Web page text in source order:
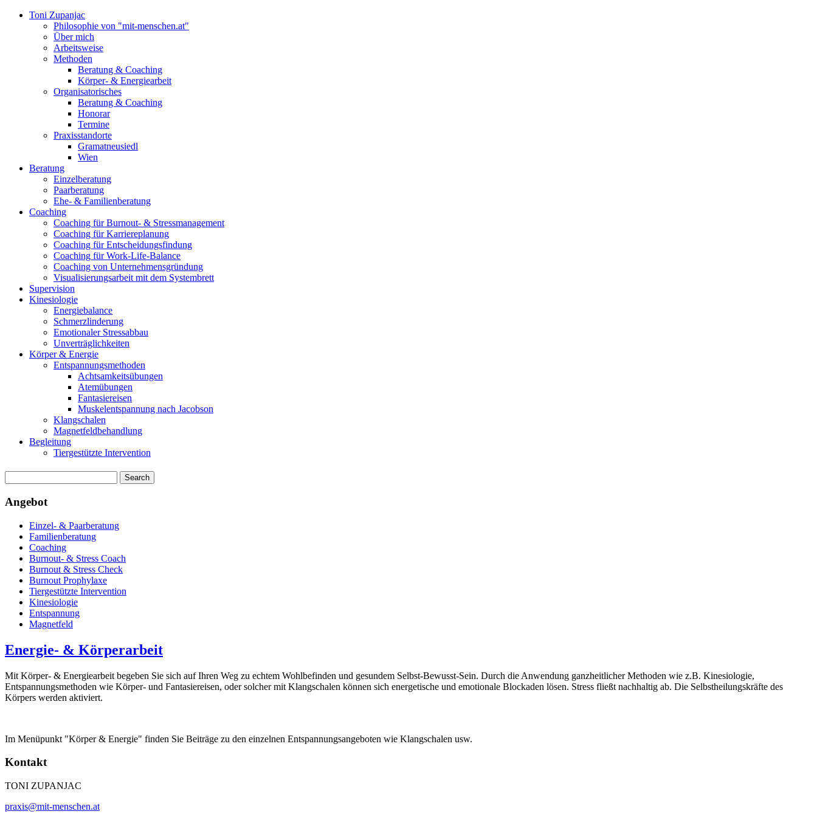
Toni Zupanjac
Philosophie von "mit-menschen.at"
Über mich
Arbeitsweise
Methoden
Beratung & Coaching
Körper- & Energiearbeit
Organisatorisches
Beratung & Coaching
Honorar
Termine
Praxisstandorte
Gramatneusiedl
Wien
Beratung
Einzelberatung
Paarberatung
Ehe- & Familienberatung
Coaching
Coaching für Burnout- & Stressmanagement
Coaching für Karriereplanung
Coaching für Entscheidungsfindung
Coaching für Work-Life-Balance
Coaching von Unternehmensgründung
Visualisierungsarbeit mit dem Systembrett
Supervision
Kinesiologie
Energiebalance
Schmerzlinderung
Emotionaler Stressabbau
Unverträglichkeiten
Körper & Energie
Entspannungsmethoden
Achtsamkeitsübungen
Atemübungen
Fantasiereisen
Muskelentspannung nach Jacobson
Klangschalen
Magnetfeldbehandlung
Begleitung
Tiergestützte Intervention
Angebot
Einzel- & Paarberatung
Familienberatung
Coaching
Burnout- & Stress Coach
Burnout & Stress Check
Burnout Prophylaxe
Tiergestützte Intervention
Kinesiologie
Entspannung
Magnetfeld
Energie- & Körperarbeit
Mit Körper- & Energiearbeit begeben Sie sich auf Ihren Weg zu echtem Wohlbefinden und gesundem Selbst-Bewusst-Sein. Durch die Anwendung ganzheitlicher Methoden wie z.B. Kinesiologie,
Entspannungsmethoden wie Körper- und Fantasiereisen, oder solcher mit Klangschalen können sich energetische und emotionale Blockaden lösen. Stress fließt nachhaltig ab. Die Selbstheilungskräfte des
Körpers werden aktiviert.
Im Menüpunkt "Körper & Energie" finden Sie Beiträge zu den einzelnen Entspannungsangeboten wie Klangschalen usw.
Kontakt
TONI ZUPANJAC
praxis@mit-menschen.at